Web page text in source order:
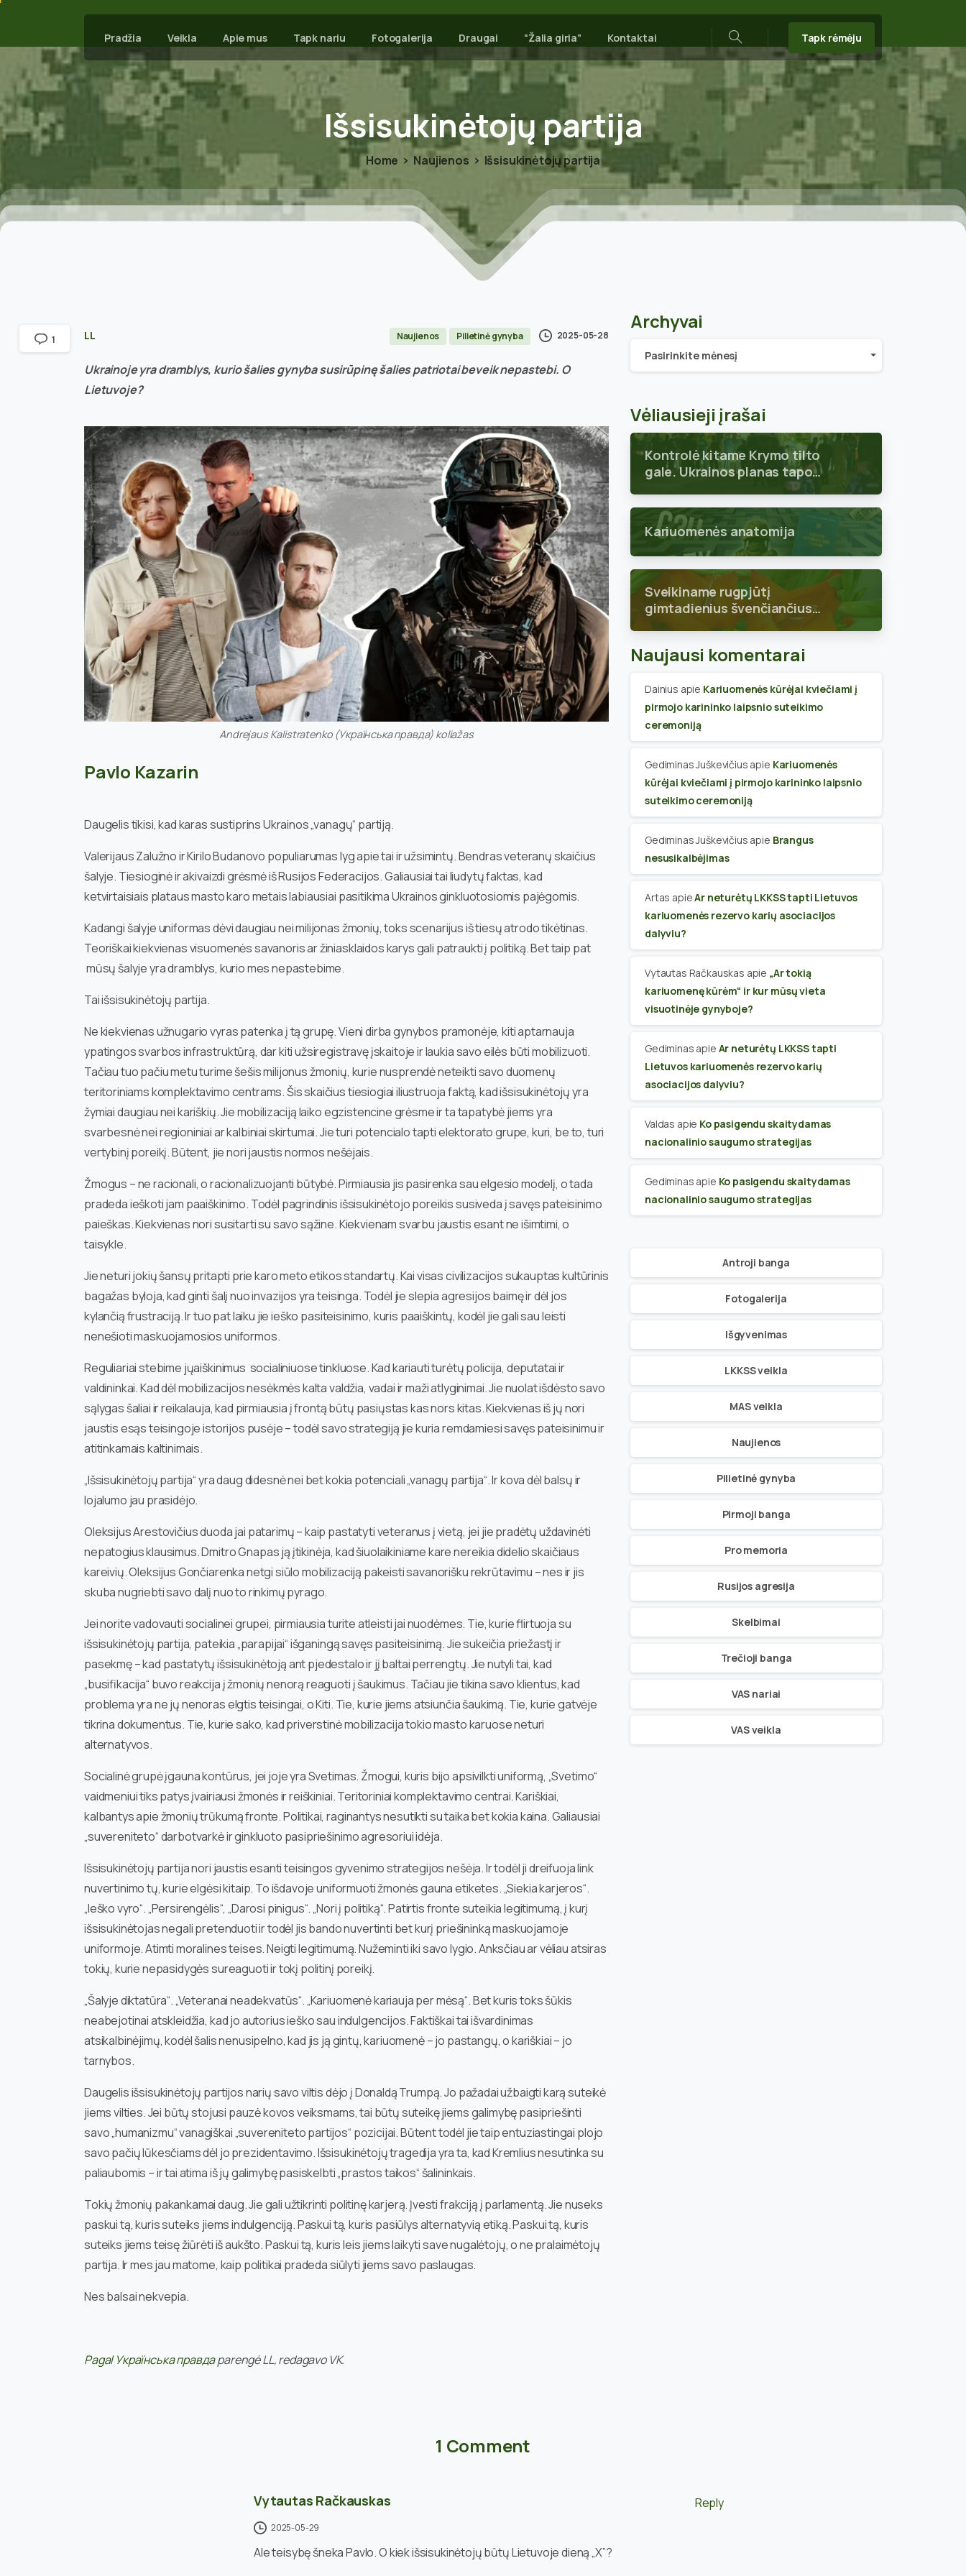
Pradžia Veikla Apie mus Tapk nariu Fotogalerija Draugai “Žalia giria” Kontaktai
Search
Tapk rėmėju
Išsisukinėtojųpartija
Home Naujienos Išsisukinėtojų partija
LL Naujienos Pilietinė gynyba 2025-05-28
Ukrainoje yra dramblys, kurio šalies gynyba susirūpinę šalies patriotai beveik nepastebi. O
Lietuvoje?
Andrejaus Kalistratenko (Українська правда) koliažas
Pavlo Kazarin
Daugelis tikisi, kad karas sustiprins Ukrainos „vanagų“ partiją.
Valerijaus Zalužno ir Kirilo Budanovo populiarumas lyg apie tai ir užsimintų. Bendras veteranų skaičius
šalyje. Tiesioginė ir akivaizdi grėsmė iš Rusijos Federacijos. Galiausiai tai liudytų faktas, kad
ketvirtaisiais plataus masto karo metais labiausiai pasitikima Ukrainos ginkluotosiomis pajėgomis.
Kadangi šalyje uniformas dėvi daugiau nei milijonas žmonių, toks scenarijus iš tiesų atrodo tikėtinas.
Teoriškai kiekvienas visuomenės savanoris ar žiniasklaidos karys gali patraukti į politiką. Bet taip pat
mūsų šalyje yra dramblys, kurio mes nepastebime.
Tai išsisukinėtojų partija.
Ne kiekvienas užnugario vyras patenka į tą grupę. Vieni dirba gynybos pramonėje, kiti aptarnauja
ypatingos svarbos infrastruktūrą, dar kiti užsiregistravę įskaitoje ir laukia savo eilės būti mobilizuoti.
Tačiau tuo pačiu metu turime šešis milijonus žmonių, kurie nusprendė neteikti savo duomenų
teritoriniams komplektavimo centrams. Šis skaičius tiesiogiai iliustruoja faktą, kad išsisukinėtojų yra
žymiai daugiau nei kariškių. Jie mobilizaciją laiko egzistencine grėsme ir ta tapatybė jiems yra
svarbesnė nei regioniniai ar kalbiniai skirtumai. Jie turi potencialo tapti elektorato grupe, kuri, be to, turi
vertybinį poreikį. Būtent, jie nori jaustis normos nešėjais.
Žmogus – ne racionali, o racionalizuojanti būtybė. Pirmiausia jis pasirenka sau elgesio modelį, o tada
pradeda ieškoti jam paaiškinimo. Todėl pagrindinis išsisukinėtojo poreikis susiveda į savęs pateisinimo
paieškas. Kiekvienas nori susitarti su savo sąžine. Kiekvienam svarbu jaustis esant ne išimtimi, o
taisykle.
Jie neturi jokių šansų pritapti prie karo meto etikos standartų. Kai visas civilizacijos sukauptas kultūrinis
bagažas byloja, kad ginti šalį nuo invazijos yra teisinga. Todėl jie slepia agresijos baimę ir dėl jos
kylančią frustraciją. Ir tuo pat laiku jie ieško pasiteisinimo, kuris paaiškintų, kodėl jie gali sau leisti
nenešioti maskuojamosios uniformos.
Reguliariai stebime jųaiškinimus socialiniuose tinkluose. Kad kariauti turėtų policija, deputatai ir
valdininkai. Kad dėl mobilizacijos nesėkmės kalta valdžia, vadai ir maži atlyginimai. Jie nuolat išdėsto savo
sąlygas šaliai ir reikalauja, kad pirmiausia į frontą būtų pasiųstas kas nors kitas. Kiekvienas iš jų nori
jaustis esąs teisingoje istorijos pusėje – todėl savo strategiją jie kuria remdamiesi savęs pateisinimu ir
atitinkamais kaltinimais.
„Išsisukinėtojų partija“ yra daug didesnė nei bet kokia potenciali „vanagų partija“. Ir kova dėl balsų ir
lojalumo jau prasidėjo.
Oleksijus Arestovičius duoda jai patarimų – kaip pastatyti veteranus į vietą, jei jie pradėtų uždavinėti
nepatogius klausimus. Dmitro Gnapas ją įtikinėja, kad šiuolaikiniame kare nereikia didelio skaičiaus
kareivių. Oleksijus Gončiarenka netgi siūlo mobilizaciją pakeisti savanorišku rekrūtavimu – nes ir jis
skuba nugriebti savo dalį nuo to rinkimų pyrago.
Jei norite vadovauti socialinei grupei, pirmiausia turite atleisti jai nuodėmes. Tie, kurie flirtuoja su
išsisukinėtojų partija, pateikia „parapijai“ išganingą savęs pasiteisinimą. Jie sukeičia priežastį ir
pasekmę – kad pastatytų išsisukinėtoją ant pjedestalo ir jį baltai perrengtų. Jie nutyli tai, kad
„busifikacija“ buvo reakcija į žmonių nenorą reaguoti į šaukimus. Tačiau jie tikina savo klientus, kad
problema yra ne jų nenoras elgtis teisingai, o Kiti. Tie, kurie jiems atsiunčia šaukimą. Tie, kurie gatvėje
tikrina dokumentus. Tie, kurie sako, kad priverstinė mobilizacija tokio masto karuose neturi
alternatyvos.
Socialinė grupė įgauna kontūrus, jei joje yra Svetimas. Žmogui, kuris bijo apsivilkti uniformą, „Svetimo“
vaidmeniui tiks patys įvairiausi žmonės ir reiškiniai. Teritoriniai komplektavimo centrai. Kariškiai,
kalbantys apie žmonių trūkumą fronte. Politikai, raginantys nesutikti su taika bet kokia kaina. Galiausiai
„suvereniteto“ darbotvarkė ir ginkluoto pasipriešinimo agresoriui idėja.
Išsisukinėtojų partija nori jaustis esanti teisingos gyvenimo strategijos nešėja. Ir todėl ji dreifuoja link
nuvertinimo tų, kurie elgėsi kitaip. To išdavoje uniformuoti žmonės gauna etiketes. „Siekia karjeros“.
„Ieško vyro“. „Persirengėlis“, „Darosi pinigus“. „Nori į politiką“. Patirtis fronte suteikia legitimumą, į kurį
išsisukinėtojas negali pretenduoti ir todėl jis bando nuvertinti bet kurį priešininką maskuojamoje
uniformoje. Atimti moralines teises. Neigti legitimumą. Nužeminti iki savo lygio. Anksčiau ar vėliau atsiras
tokių, kurie nepasidygės sureaguoti ir tokį politinį poreikį.
„Šalyje diktatūra“. „Veteranai neadekvatūs“. „Kariuomenė kariauja per mėsą“. Bet kuris toks šūkis
neabejotinai atskleidžia, kad jo autorius ieško sau indulgencijos. Faktiškai tai išvardinimas
atsikalbinėjimų, kodėl šalis nenusipelno, kad jis ją gintų, kariuomenė – jo pastangų, o kariškiai – jo
tarnybos.
Daugelis išsisukinėtojų partijos narių savo viltis dėjo į Donaldą Trumpą. Jo pažadai užbaigti karą suteikė
jiems vilties. Jei būtų stojusi pauzė kovos veiksmams, tai būtų suteikę jiems galimybę pasipriešinti
savo „humanizmu“ vanagiškai „suvereniteto partijos“ pozicijai. Būtent todėl jie taip entuziastingai plojo
savo pačių lūkesčiams dėl jo prezidentavimo. Išsisukinėtojų tragedija yra ta, kad Kremlius nesutinka su
paliaubomis – ir tai atima iš jų galimybę pasiskelbti „prastos taikos“ šalininkais.
Tokių žmonių pakankamai daug. Jie gali užtikrinti politinę karjerą. Įvesti frakciją į parlamentą. Jie nuseks
paskui tą, kuris suteiks jiems indulgenciją. Paskui tą, kuris pasiūlys alternatyvią etiką. Paskui tą, kuris
suteiks jiems teisę žiūrėti iš aukšto. Paskui tą, kuris leis jiems laikyti save nugalėtojų, o ne pralaimėtojų
partija. Ir mes jau matome, kaip politikai pradeda siūlyti jiems savo paslaugas.
Nes balsai nekvepia.
Pagal Українська правдаparengė LL, redagavo VK.
1
Archyvai
Archyvai
Pasirinkite mėnesį
Vėliausieji įrašai
Kontrolė kitame Krymo tilto
gale. Ukrainos planas tapo
Kariuomenės anatomija
Sveikiname rugpjūtį
gimtadienius švenčiančius
skyriaus narius
Naujausi komentarai
Dainius apie Kariuomenės kūrėjai kviečiami į
pirmojo karininko laipsnio suteikimo
ceremoniją
Gediminas Juškevičius apie Kariuomenės
kūrėjai kviečiami į pirmojo karininko laipsnio
suteikimo ceremoniją
Gediminas Juškevičius apie Brangus
nesusikalbėjimas
Artas apieAr neturėtų LKKSS tapti Lietuvos
kariuomenės rezervo karių asociacijos
dalyviu?
Vytautas Račkauskas apie „Ar tokią
kariuomenę kūrėm“ ir kur mūsų vieta
visuotinėje gynyboje?
Gediminas apie Ar neturėtų LKKSS tapti
Lietuvos kariuomenės rezervo karių
asociacijos dalyviu?
Valdas apie Ko pasigendu skaitydamas
nacionalinio saugumo strategijas
Gediminas apie Ko pasigendu skaitydamas
nacionalinio saugumo strategijas
Antroji banga
Fotogalerija
Išgyvenimas
LKKSS veikla
MAS veikla
Naujienos
Pilietinė gynyba
Pirmoji banga
Pro memoria
Rusijos agresija
Skelbimai
Trečioji banga
VAS nariai
VAS veikla
1 Comment
Vytautas Račkauskas Reply
2025-05-29
Ale teisybę šneka Pavlo. O kiek išsisukinėtojų būtų Lietuvoje dieną „X”?